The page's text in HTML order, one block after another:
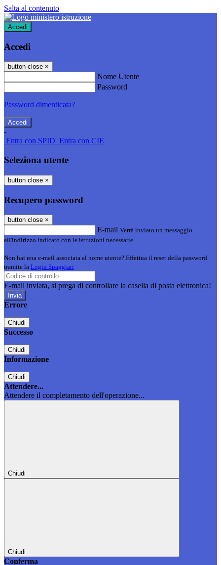
Salta al contenuto
Accedi
Accedi
button close ×
Nome Utente
Password
Password dimenticata?
-
Entra con SPID Entra con CIE
Seleziona utente
button close ×
Recupero password
button close ×
E-mail Verrà inviato un messaggio
all'indirizzo indicato con le istruzioni necessarie.
Non hai una e-mail associata al nome utente? Effettua il reset della password
tramite la Login Spaggiari
E-mail inviata, si prega di controllare la casella di posta elettronica!
Errore
Chiudi
Successo
Chiudi
Informazione
Chiudi
Attendere...
Attendere il completamento dell'operazione...
Chiudi
Chiudi
Conferma